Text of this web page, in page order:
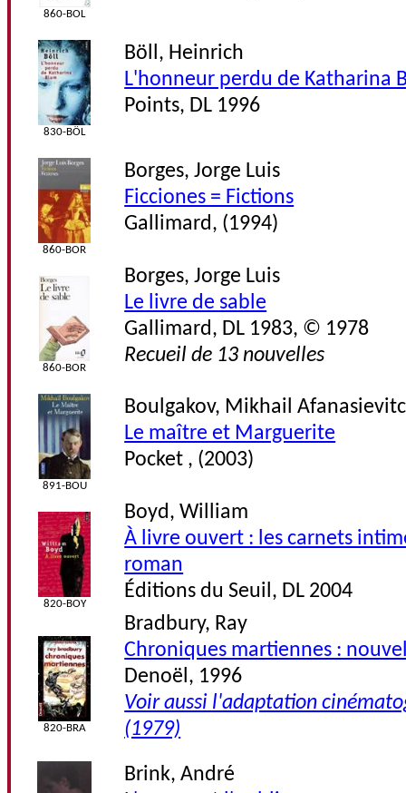
860-BOL
830-BÖL
Böll, Heinrich
L'honneur perdu de Katharina
Points, DL 1996
860-BOR
Borges, Jorge Luis
Ficciones = Fictions
Gallimard, (1994)
860-BOR
Borges, Jorge Luis
Le livre de sable
Gallimard, DL 1983, © 1978
Recueil de 13 nouvelles
891-BOU
Boulgakov, Mikhail
Le maître et Marguerite
Pocket , (2003)
820-BOY
Boyd, William
À livre ouvert : les carnets
roman
Éditions du Seuil, DL 2004
820-BRA
Bradbury, Ray
Chroniques martiennes :
Denoël, 1996
Voir aussi l'adaptation
(1979)
Brink, André